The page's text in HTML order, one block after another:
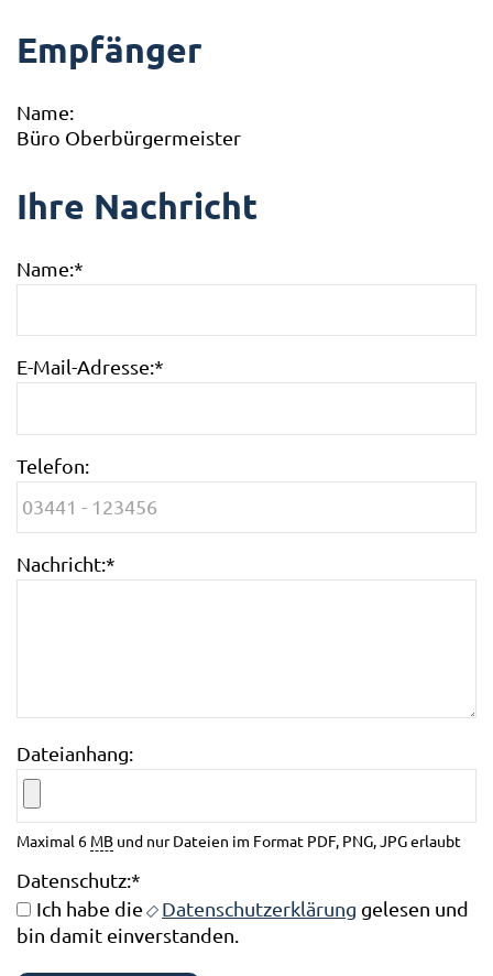
Empfänger
Name:
Büro Oberbürgermeister
Ihre Nachricht
Name:*
E-Mail-Adresse:*
Telefon:
Nachricht:*
Dateianhang:
Maximal 6 MB und nur Dateien im Format PDF, PNG, JPG erlaubt
Datenschutz:*
Ich habe die
Datenschutzerklärung gelesen und
bin damit einverstanden.